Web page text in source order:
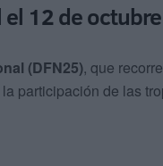
el 12 de octubre
(DFN25), que
participación de las